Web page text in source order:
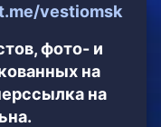
vestiomsk
фото- и
на
на